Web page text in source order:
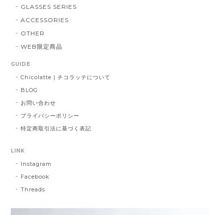
GLASSES SERIES
ACCESSORIES
OTHER
WEB限定商品
GUIDE
Chicolatte | チコラッテについて
BLOG
お問い合わせ
プライバシーポリシー
特定商取引法に基づく表記
LINK
Instagram
Facebook
Threads